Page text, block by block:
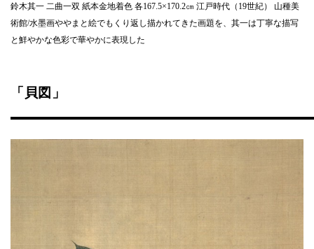
鈴木其一 二曲一双 紙本金地着色 各167.5×170.2㎝ 江戸時代（19世紀） 山種美
術館/水墨画ややまと絵でもくり返し描かれてきた画題を、其一は丁寧な描写
と鮮やかな色彩で華やかに表現した
「貝図」